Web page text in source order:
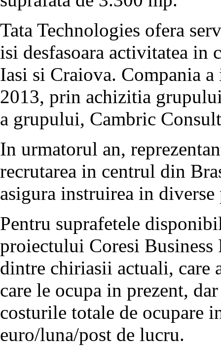
Tata Technologies ofera
isi desfasoara activitatea in
Iasi si Craiova. Compania
2013, prin achizitia
a grupului, Cambric
In urmatorul an,
recrutarea in centrul din
asigura instruirea in
Pentru suprafetele
proiectului Coresi Business
dintre chiriasii actuali, care
care le ocupa in prezent,
costurile totale de ocupare
euro/luna/post de lucru.